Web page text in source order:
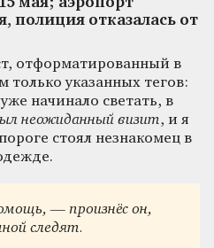
полиция отказалась от
отформатированный в
только указанных тегов:
начинало светать, в
неожиданный визит, и я
стоял незнакомец в
— произнёс он,
следят.